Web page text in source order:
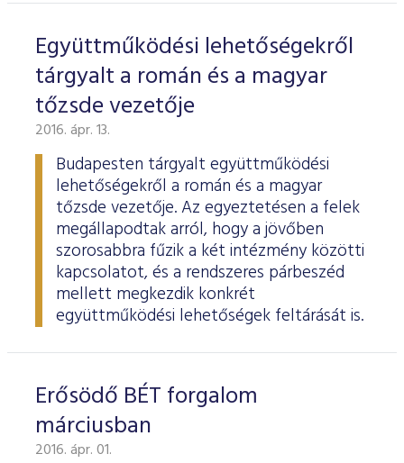
Együttműködési lehetőségekről
tárgyalt a román és a magyar
tőzsde vezetője
2016. ápr. 13.
Budapesten tárgyalt együttműködési
lehetőségekről a román és a magyar
tőzsde vezetője. Az egyeztetésen a felek
megállapodtak arról, hogy a jövőben
szorosabbra fűzik a két intézmény közötti
kapcsolatot, és a rendszeres párbeszéd
mellett megkezdik konkrét
együttműködési lehetőségek feltárását is.
Erősödő BÉT forgalom
márciusban
2016. ápr. 01.